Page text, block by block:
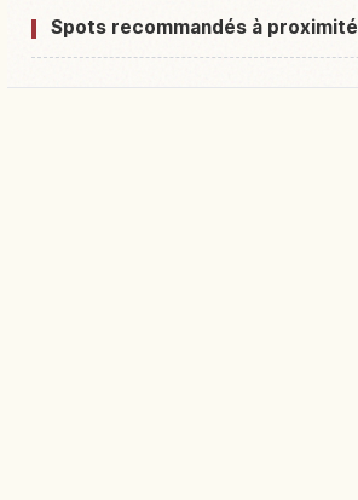
Spots recommandés à proximité